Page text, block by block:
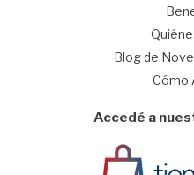
Blog de
Cómo
Accedé a